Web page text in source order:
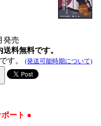
発売
送料無料です。
す。 (発送可能時期について)
ート ●